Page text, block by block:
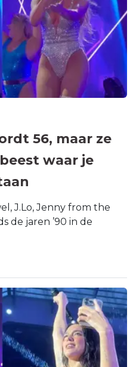
56, maar ze
waar je
J.Lo, Jenny from the
de jaren ’90 in de